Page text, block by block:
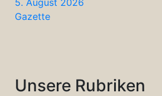
Gazette
Unsere Rubriken